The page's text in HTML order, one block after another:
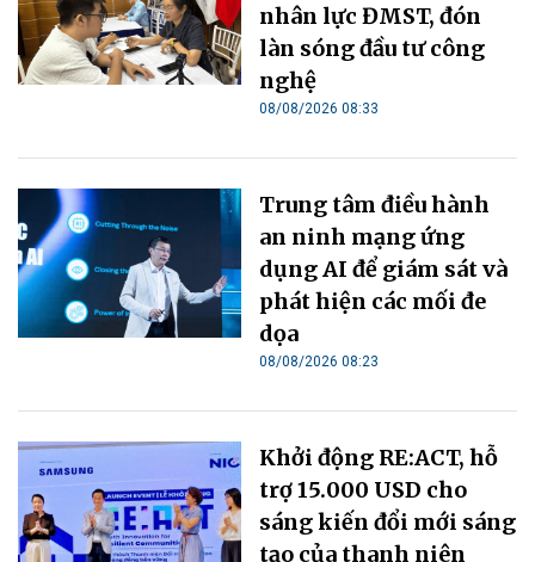
nhân lực ĐMST, đón
làn sóng đầu tư công
nghệ
08/08/2026 08:33
Trung tâm điều hành
an ninh mạng ứng
dụng AI để giám sát và
phát hiện các mối đe
dọa
08/08/2026 08:23
Khởi động RE:ACT, hỗ
trợ 15.000 USD cho
sáng kiến đổi mới sáng
tạo của thanh niên